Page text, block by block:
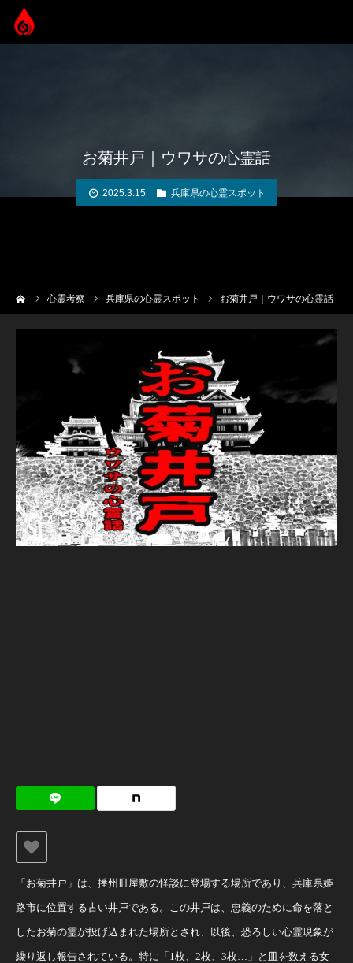
お菊井戸｜ウワサの心霊話
2025.3.15 兵庫県の心霊スポット
心霊考察 兵庫県の心霊スポット お菊井戸｜ウワサの心霊話
「お菊井戸」は、播州皿屋敷の怪談に登場する場所であり、兵庫県姫
路市に位置する古い井戸である。この井戸は、忠義のために命を落と
したお菊の霊が投げ込まれた場所とされ、以後、恐ろしい心霊現象が
繰り返し報告されている。特に「1枚、2枚、3枚…」と皿を数える女